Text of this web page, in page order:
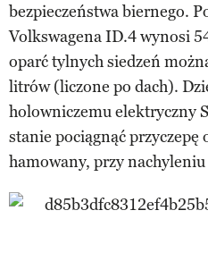
bezpieczeństwa biernego.
Volkswagena ID.4 wynosi
oparć tylnych siedzeń
litrów (liczone po dach).
holowniczemu elektryczny
stanie pociągnąć przyczepę
hamowany, przy